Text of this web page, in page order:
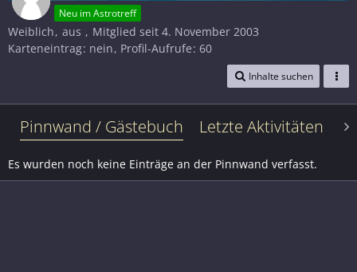
Neu im Astrotreff
Weiblich aus
Mitglied seit 4. November 2003
Karteneintrag nein Profil-Aufrufe 60
Inhalte suchen
Pinnwand / Gästebuch Letzte Aktivitäten
Es wurden noch keine Einträge an der Pinnwand verfasst.